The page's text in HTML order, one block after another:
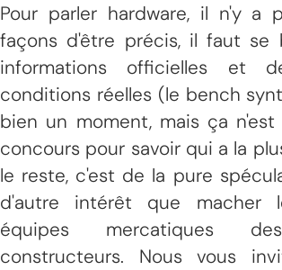
Pour parler hardware, il n'y a
façons d'être précis, il faut se
informations officielles et
conditions réelles (le bench
bien un moment, mais ça
concours pour savoir qui a la
le reste, c'est de la pure
d'autre intérêt que macher
équipes mercatiques
constructeurs. Nous vous